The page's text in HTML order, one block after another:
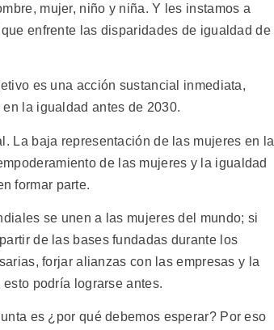
mujer, niño y niña. Y les instamos a
enfrente las disparidades de igualdad de
es una acción sustancial inmediata,
la igualdad antes de 2030.
La baja representación de las mujeres en la
de las mujeres y la igualdad
formar parte.
se unen a las mujeres del mundo; si
de las bases fundadas durante los
forjar alianzas con las empresas y la
podría lograrse antes.
es ¿por qué debemos esperar? Por eso